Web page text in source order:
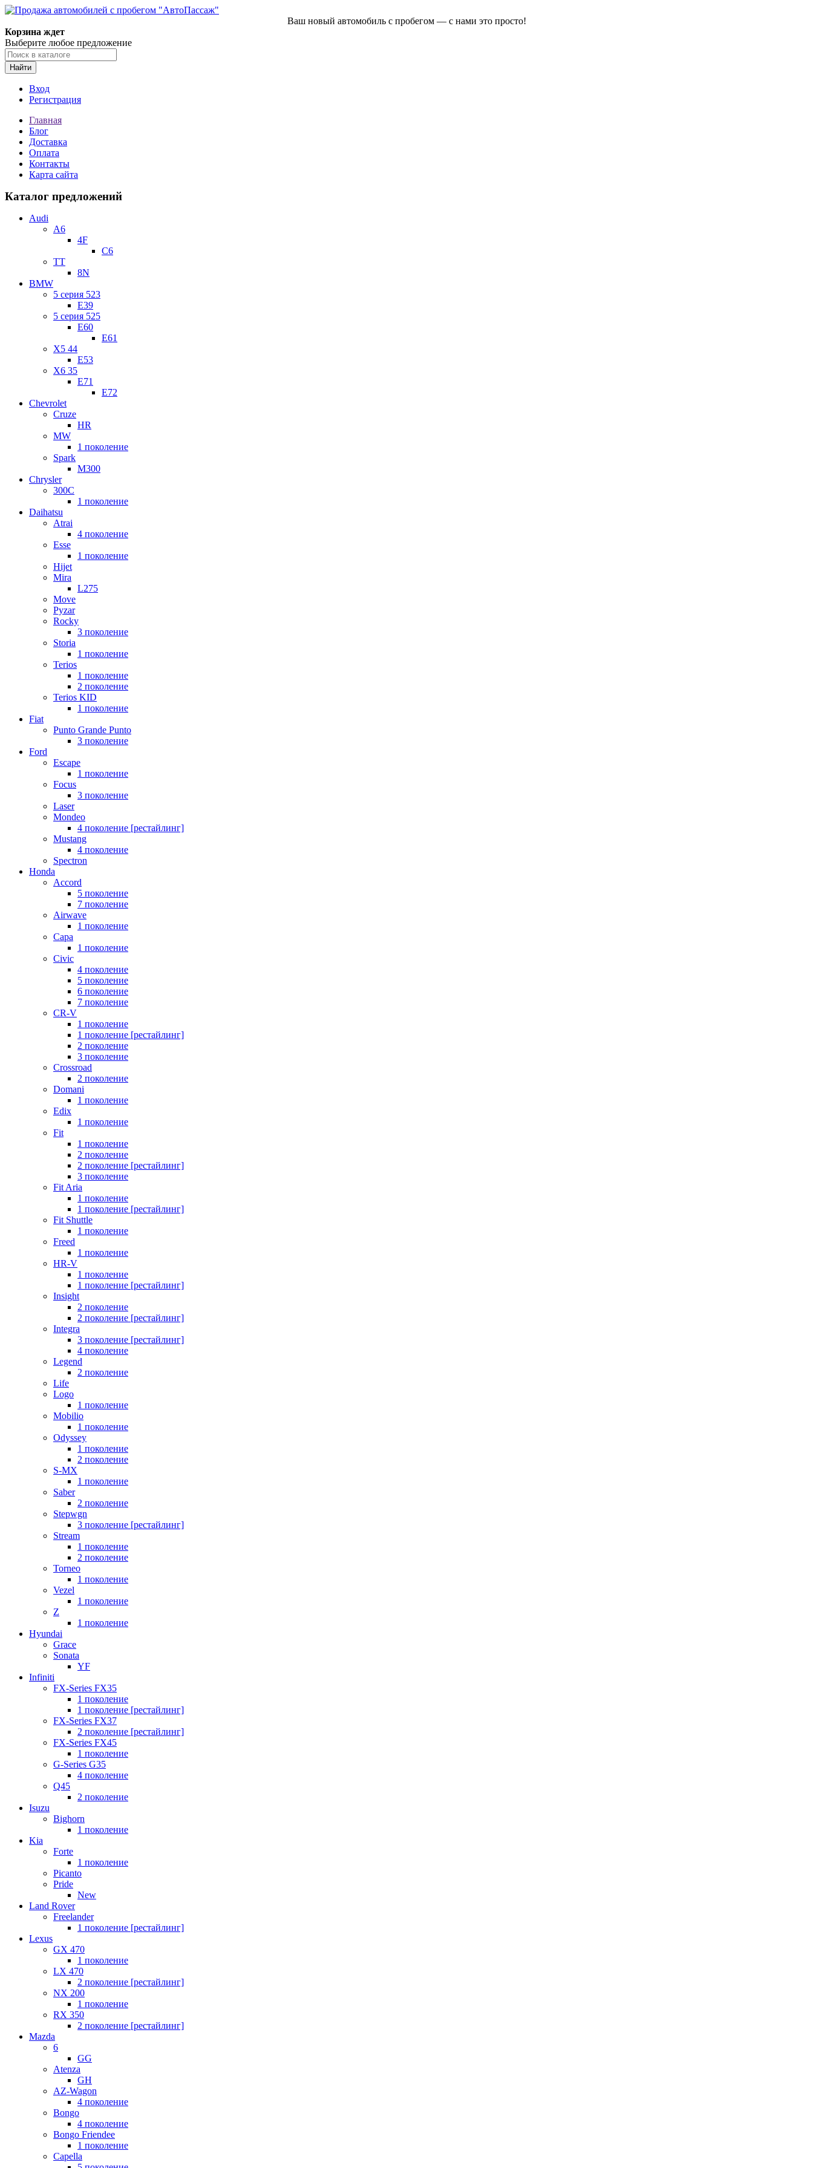
Ваш новый автомобиль с пробегом — с нами это просто!
Корзина ждет
Выберите любое предложение
Найти
Вход
Регистрация
Главная
Блог
Доставка
Оплата
Контакты
Карта сайта
Каталог предложений
Audi
A6
4F
C6
TT
8N
BMW
5 серия 523
E39
5 серия 525
E60
E61
X5 44
E53
X6 35
E71
E72
Chevrolet
Cruze
HR
MW
1 поколение
Spark
M300
Chrysler
300C
1 поколение
Daihatsu
Atrai
4 поколение
Esse
1 поколение
Hijet
Mira
L275
Move
Pyzar
Rocky
3 поколение
Storia
1 поколение
Terios
1 поколение
2 поколение
Terios KID
1 поколение
Fiat
Punto Grande Punto
3 поколение
Ford
Escape
1 поколение
Focus
3 поколение
Laser
Mondeo
4 поколение [рестайлинг]
Mustang
4 поколение
Spectron
Honda
Accord
5 поколение
7 поколение
Airwave
1 поколение
Capa
1 поколение
Civic
4 поколение
5 поколение
6 поколение
7 поколение
CR-V
1 поколение
1 поколение [рестайлинг]
2 поколение
3 поколение
Crossroad
2 поколение
Domani
1 поколение
Edix
1 поколение
Fit
1 поколение
2 поколение
2 поколение [рестайлинг]
3 поколение
Fit Aria
1 поколение
1 поколение [рестайлинг]
Fit Shuttle
1 поколение
Freed
1 поколение
HR-V
1 поколение
1 поколение [рестайлинг]
Insight
2 поколение
2 поколение [рестайлинг]
Integra
3 поколение [рестайлинг]
4 поколение
Legend
2 поколение
Life
Logo
1 поколение
Mobilio
1 поколение
Odyssey
1 поколение
2 поколение
S-MX
1 поколение
Saber
2 поколение
Stepwgn
3 поколение [рестайлинг]
Stream
1 поколение
2 поколение
Torneo
1 поколение
Vezel
1 поколение
Z
1 поколение
Hyundai
Grace
Sonata
YF
Infiniti
FX-Series FX35
1 поколение
1 поколение [рестайлинг]
FX-Series FX37
2 поколение [рестайлинг]
FX-Series FX45
1 поколение
G-Series G35
4 поколение
Q45
2 поколение
Isuzu
Bighorn
1 поколение
Kia
Forte
1 поколение
Picanto
Pride
New
Land Rover
Freelander
1 поколение [рестайлинг]
Lexus
GX 470
1 поколение
LX 470
2 поколение [рестайлинг]
NX 200
1 поколение
RX 350
2 поколение [рестайлинг]
Mazda
6
GG
Atenza
GH
AZ-Wagon
4 поколение
Bongo
4 поколение
Bongo Friendee
1 поколение
Capella